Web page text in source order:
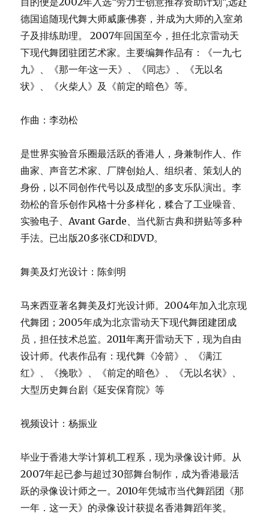
曲家、声音艺术家、厂牌创始人、组织者、策划人的
身份，以不同创作代号以及成型的多支乐队演出。李
劲松的音乐创作风格十分多样化，糅合了工业噪音、
实验电子、Avant Garde、当代新古典和拼贴等多种
手法。已出版20多张CD和DVD。
代舞团；2005年成为北京雷动天下现代舞团建团成
员，担任技术总监。2011年离开雷动天下，现为自由
设计师。代表作品有：现代舞《冷箭》、《满江
红》、《挽歌》、《前定的暗色》、《无以名状》、
大型历史舞台剧《延安保育院》等
2007年起已参与超过30部舞台制作，成为香港最活
跃的录像设计师之一。2010年凭城市当代舞蹈团《那
一年．这一天》的录像设计获提名香港舞蹈年奖。
服装设计：王 彦
2008年取得中央戏剧学院舞台服装设计专业硕士学
获第九届中国艺术节“文华奖服装设计奖”。作品涉猎
舞剧，戏剧、音乐剧、杂技以及大型晚会等领域。
排练宣传短片及详细信息请查看：